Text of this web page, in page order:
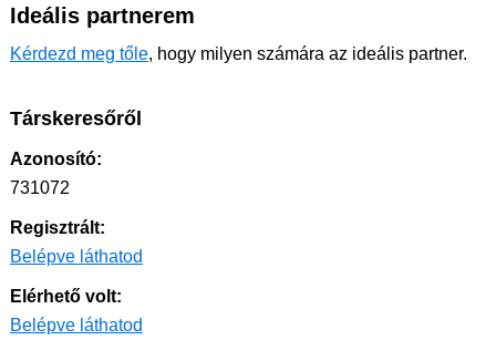
Ideális partnerem
Kérdezd meg tőle, hogy milyen számára az ideális partner.
Társkeresőről
Azonosító:
731072
Regisztrált:
Belépve láthatod
Elérhető volt:
Belépve láthatod